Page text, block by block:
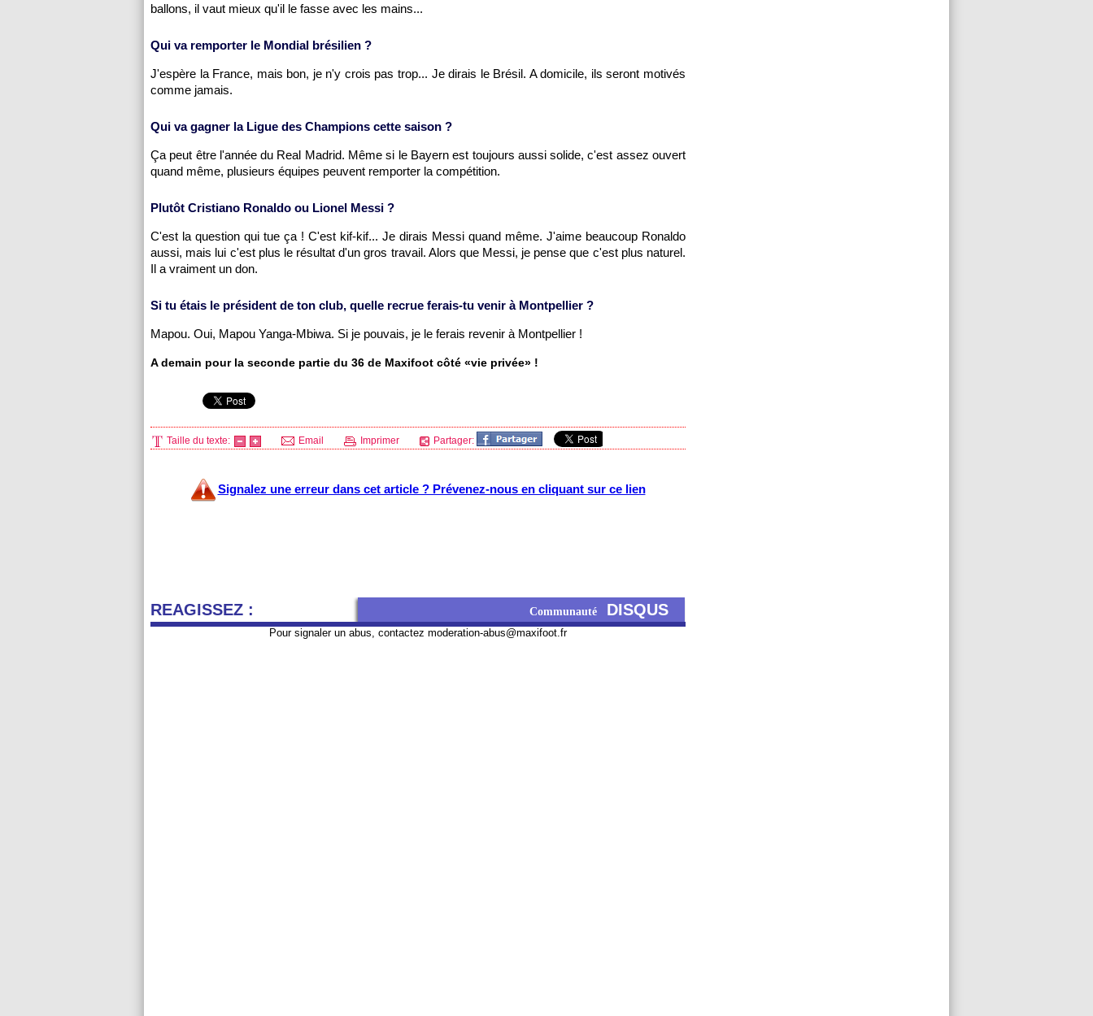
ballons, il vaut mieux qu'il le fasse avec les mains...
Qui va remporter le Mondial brésilien ?
J'espère la France, mais bon, je n'y crois pas trop... Je dirais le Brésil. A domicile, ils seront motivés
comme jamais.
Qui va gagner la Ligue des Champions cette saison ?
Ça peut être l'année du Real Madrid. Même si le Bayern est toujours aussi solide, c'est assez ouvert
quand même, plusieurs équipes peuvent remporter la compétition.
Plutôt Cristiano Ronaldo ou Lionel Messi ?
C'est la question qui tue ça ! C'est kif-kif... Je dirais Messi quand même. J'aime beaucoup Ronaldo
aussi, mais lui c'est plus le résultat d'un gros travail. Alors que Messi, je pense que c'est plus naturel.
Il a vraiment un don.
Si tu étais le président de ton club, quelle recrue ferais-tu venir à Montpellier ?
Mapou. Oui, Mapou Yanga-Mbiwa. Si je pouvais, je le ferais revenir à Montpellier !
A demain pour la seconde partie du 36 de Maxifoot côté «vie privée» !
Taille du texte: Email Imprimer Partager:
Signalez une erreur dans cet article ? Prévenez-nous en cliquant sur ce lien
REAGISSEZ : Communauté DISQUS
Pour signaler un abus, contactez moderation-abus@maxifoot.fr